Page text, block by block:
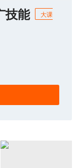
技能
大课